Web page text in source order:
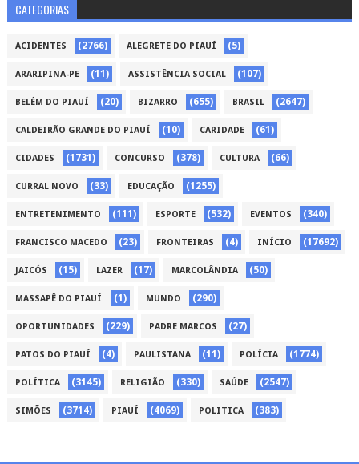
CATEGORIAS
ACIDENTES (2766) ALEGRETE DO PIAUÍ (5)
ARARIPINA-PE (11) ASSISTÊNCIA SOCIAL (107)
BELÉM DO PIAUÍ (20) BIZARRO (655) BRASIL (2647)
CALDEIRÃO GRANDE DO PIAUÍ (10) CARIDADE (61)
CIDADES (1731) CONCURSO (378) CULTURA (66)
CURRAL NOVO (33) EDUCAÇÃO (1255)
ENTRETENIMENTO (111) ESPORTE (532) EVENTOS (340)
FRANCISCO MACEDO (23) FRONTEIRAS (4) INÍCIO (17692)
JAICÓS (15) LAZER (17) MARCOLÂNDIA (50)
MASSAPÊ DO PIAUÍ (1) MUNDO (290)
OPORTUNIDADES (229) PADRE MARCOS (27)
PATOS DO PIAUÍ (4) PAULISTANA (11) POLÍCIA (1774)
POLÍTICA (3145) RELIGIÃO (330) SAÚDE (2547)
SIMÕES (3714) PIAUÍ (4069) POLITICA (383)